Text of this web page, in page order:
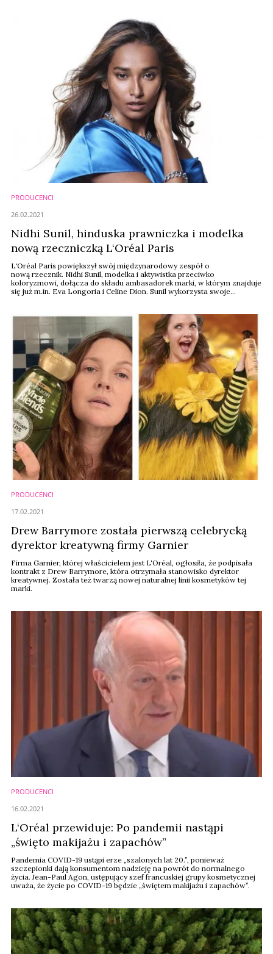
PRODUCENCI
Nidhi Sunil, hinduska prawniczka i modelka
nową rzeczniczką L‘Oréal Paris
L‘Oréal Paris powiększył swój międzynarodowy zespół o
nową rzecznik. Nidhi Sunil, modelka i aktywistka przeciwko
koloryzmowi, dołącza do składu ambasadorek marki, w którym znajduje
się już m.in. Eva Longoria i Celine Dion. Sunil wykorzysta swoje
26.02.2021
PRODUCENCI
Drew Barrymore została pierwszą celebrycką
dyrektor kreatywną firmy Garnier
Firma Garnier, której właścicielem jest L‘Oréal, ogłosiła, że ​​podpisała
kontrakt z Drew Barrymore, która otrzymała stanowisko dyrektor
kreatywnej. Została też twarzą nowej naturalnej linii kosmetyków tej
marki.
17.02.2021
PRODUCENCI
L‘Oréal przewiduje: Po pandemii nastąpi
„święto makijażu i zapachów”
Pandemia COVID-19 ustąpi erze „szalonych lat 20.”, ponieważ
szczepionki dają konsumentom nadzieję na powrót do normalnego
życia. Jean-Paul Agon, ustępujący szef francuskiej grupy kosmetycznej
uważa, że ​​życie po COVID-19 będzie „świętem makijażu i zapachów”.
16.02.2021